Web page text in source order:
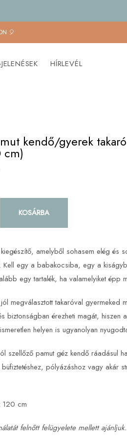
🎈
HÍRLEVÉL
kendő/gyerek takaró
cm)
KOSÁRBA
amelyből sohasem elég és
Kell egy a babakocsiba, egy a
egy tartalék, ha valamelyiket épp
megválasztott takaróval gyermeked
biztonságban érezheti magát, hiszen
helyen is ugyanolyan
szellőző pamut géz kendő ráadásul
pólyázáshoz vagy akár
120 cm
felnőtt felügyelete mellett ajánljuk.